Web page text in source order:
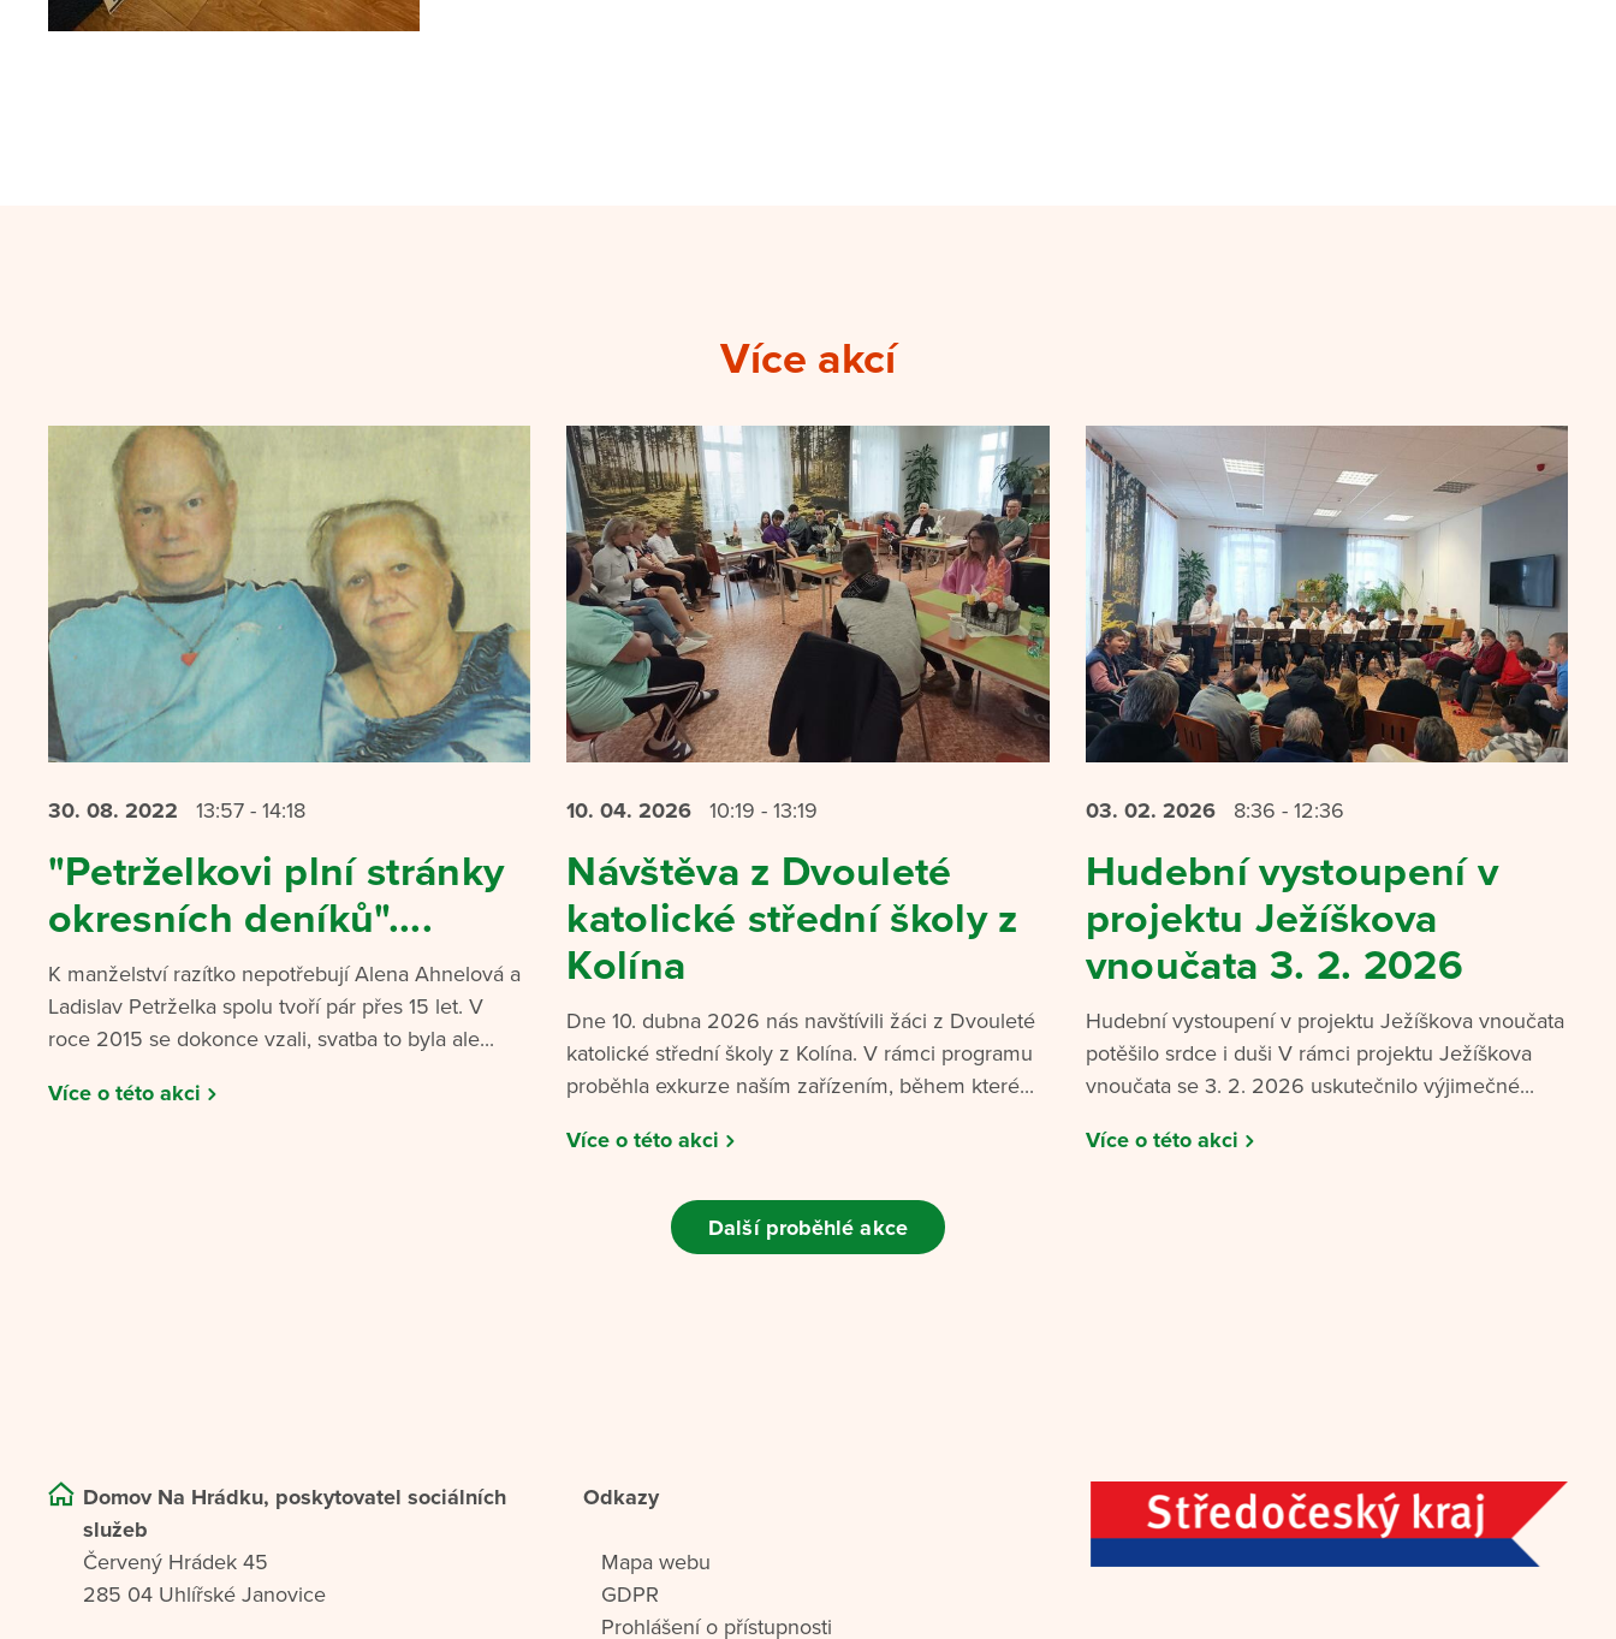
Více akcí
30. 08. 2022 13:57 - 14:18
"Petrželkovi plní stránky
okresních deníků"....
K manželství razítko nepotřebují Alena Ahnelová a
Ladislav Petrželka spolu tvoří pár přes 15 let. V
roce 2015 se dokonce vzali, svatba to byla ale...
Více o této akci
10. 04.2026 10:19 - 13:19
Návštěva z Dvouleté
katolické střední školy z
Kolína
Dne 10. dubna 2026 nás navštívili žáci z Dvouleté
katolické střední školy z Kolína. V rámci programu
proběhla exkurze naším zařízením, během které...
Více o této akci
03. 02. 2026 8:36 - 12:36
Hudební vystoupení v
projektu Ježíškova
vnoučata 3. 2. 2026
Hudební vystoupení v projektu Ježíškova vnoučata
potěšilo srdce i duši V rámci projektu Ježíškova
vnoučata se 3. 2. 2026 uskutečnilo výjimečné...
Více o této akci
Další proběhlé akce
Domov Na Hrádku, poskytovatel sociálních
služeb
Červený Hrádek 45
285 04 Uhlířské Janovice
Odkazy
Mapa webu
GDPR
Prohlášení o přístupnosti